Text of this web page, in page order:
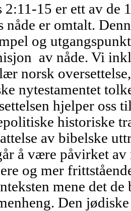
2:11-15 er ett av de
nåde er omtalt.
og
av nåde. Vi
norsk
nytestamentet
hjelper oss
historiske
av bibelske
å være påvirket
og mer
mene det
Den